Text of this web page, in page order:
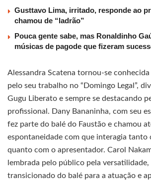
Gusttavo Lima, irritado, responde ao
chamou de “ladrão”
Pouca gente sabe, mas Ronaldinho
músicas de pagode que fizeram
Alessandra Scatena tornou-se
pelo seu trabalho no “Domingo Legal”,
Gugu Liberato e sempre se destacando
profissional. Dany Bananinha, com seu
fez parte do balé do Faustão e chamou
espontaneidade com que interagia tanto
quanto com o apresentador. Carol
lembrada pelo público pela
transicionado do balé para a atuação e